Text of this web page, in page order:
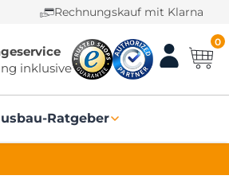
Rechnungskauf mit Klarna
inklusive
0
Ratgeber